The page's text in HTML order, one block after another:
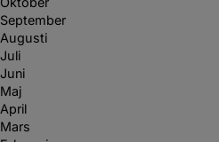
September
Augusti
Juli
Juni
Maj
April
Mars